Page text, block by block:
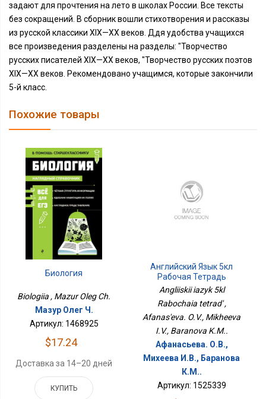
задают для прочтения на лето в школах России. Все тексты
без сокращений. В сборник вошли стихотворения и рассказы
из русской классики XIX—XX веков. Ддя удобства учащихся
все произведения разделены на разделы: "Творчество
русских писателей XIX—XX веков, "Творчество русских поэтов
XIX—XX веков. Рекомендовано учащимся, которые закончили
5-й класс.
Похожие товары
Биология
Biologiia , Mazur Oleg Ch.
Мазур Олег Ч.
Артикул: 1468925
$17.24
Доставка за 14–20 дней
КУПИТЬ
Английский Язык 5кл
Рабочая Тетрадь
Angliiskii iazyk 5kl
Rabochaia tetrad' ,
Afanas'eva. O.V., Mikheeva
I.V., Baranova K.M..
Афанасьева. О.В.,
Михеева И.В., Баранова
К.М..
Артикул: 1525339